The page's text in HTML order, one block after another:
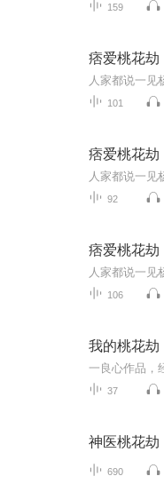
159
痞爱桃花劫
101
痞爱桃花劫
92
痞爱桃花劫
106
我的桃花劫
37
神医桃花劫
690